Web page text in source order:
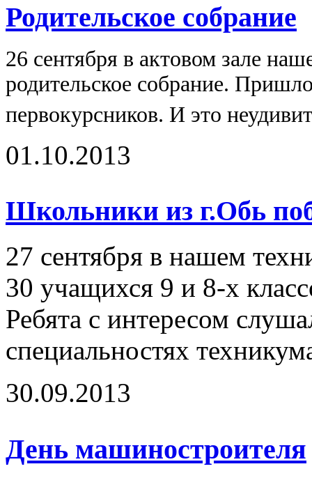
Родительское собрание
26 сентября в актовом зале
родительское собрание.
первокурсников. И это
01.10.2013
Школьники из г.Обь
27 сентября в нашем
30 учащихся 9 и 8-х
Ребята с интересом
специальностях
30.09.2013
День машиностроителя